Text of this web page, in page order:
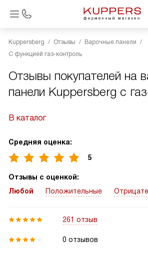
Kuppersberg Отзывы
Варочные панели
С функцией газ-контроль
Отзывы покупателей на
панели Kuppersberg с
В каталог
Средняя оценка:
5
Отзывы с оценкой:
Любой
Положительные
261 отзыв
0 отзывов